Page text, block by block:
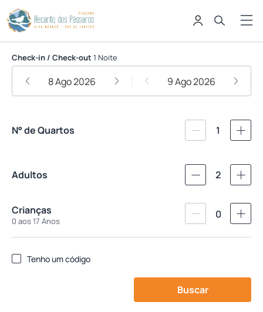
Pousada Recanto dos Pássaros -
Check-in / Check-out 1 Noite
8 Ago 2026 9 Ago 2026
N° de Quartos 1
Adultos 2
Crianças
0 aos 17 Anos
0
Tenho um código
Buscar